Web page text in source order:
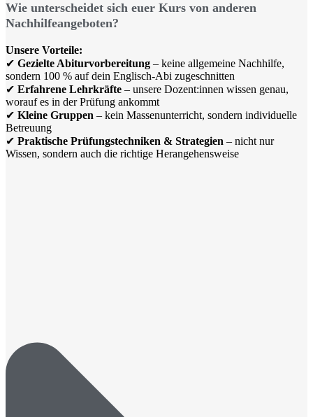
Wie unterscheidet sich euer Kurs von anderen
Nachhilfeangeboten?
Unsere Vorteile:
✔ Gezielte Abiturvorbereitung – keine allgemeine Nachhilfe,
sondern 100 % auf dein Englisch-Abi zugeschnitten
✔ Erfahrene Lehrkräfte – unsere Dozent:innen wissen genau,
worauf es in der Prüfung ankommt
✔ Kleine Gruppen – kein Massenunterricht, sondern individuelle
Betreuung
✔ Praktische Prüfungstechniken & Strategien – nicht nur
Wissen, sondern auch die richtige Herangehensweise